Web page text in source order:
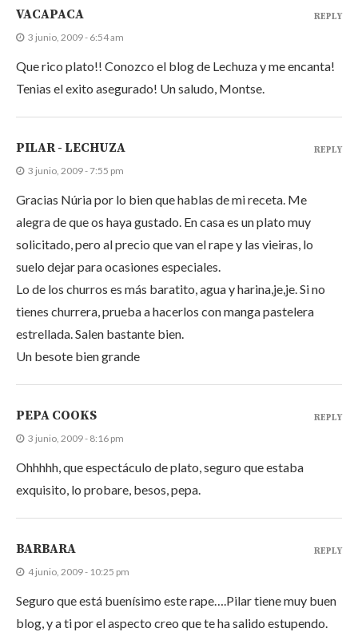
VACAPACA
3 junio, 2009 - 6:54 am
Que rico plato!! Conozco el blog de Lechuza y me encanta!
Tenias el exito asegurado! Un saludo, Montse.
REPLY
PILAR - LECHUZA
3 junio, 2009 - 7:55 pm
Gracias Núria por lo bien que hablas de mi receta. Me
alegra de que os haya gustado. En casa es un plato muy
solicitado, pero al precio que van el rape y las vieiras, lo
suelo dejar para ocasiones especiales.
Lo de los churros es más baratito, agua y harina,je,je. Si no
tienes churrera, prueba a hacerlos con manga pastelera
estrellada. Salen bastante bien.
Un besote bien grande
REPLY
PEPA COOKS
3 junio, 2009 - 8:16 pm
Ohhhhh, que espectáculo de plato, seguro que estaba
exquisito, lo probare, besos, pepa.
REPLY
BARBARA
4 junio, 2009 - 10:25 pm
Seguro que está buenísimo este rape….Pilar tiene muy buen
blog, y a ti por el aspecto creo que te ha salido estupendo.
REPLY